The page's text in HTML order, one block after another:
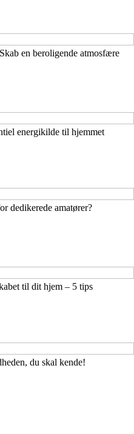
en beroligende atmosfære
energikilde til hjemmet
dedikerede amatører?
til dit hjem – 5 tips
du skal kende!